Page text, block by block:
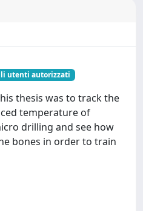
utenti autorizzati
thesis was to track the
temperature of
drilling and see how
bones in order to train